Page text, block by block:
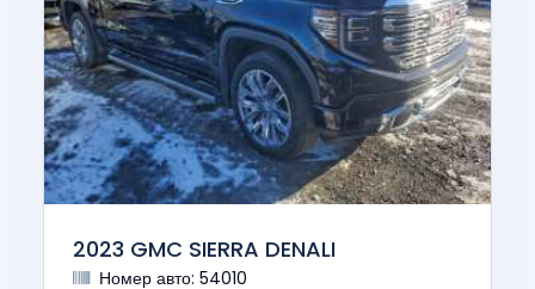
2023 GMC SIERRA DENALI
Номер авто: 54010